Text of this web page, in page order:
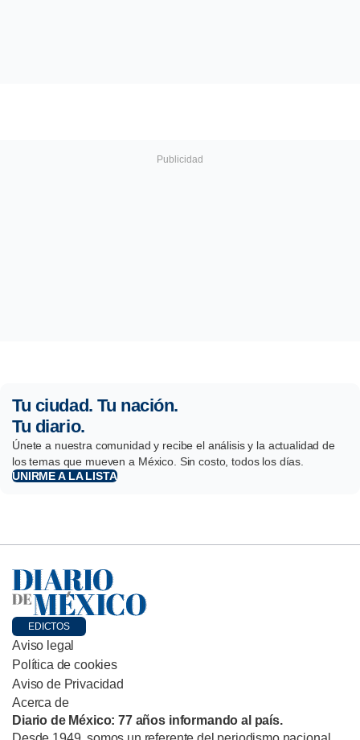
Tu ciudad. Tu nación.
Tu diario.
Únete a nuestra comunidad y recibe el análisis y la actualidad de
los temas que mueven a México. Sin costo, todos los días.
UNIRME A LA LISTA
EDICTOS
Aviso legal
Política de cookies
Aviso de Privacidad
Acerca de
Diario de México: 77 años informando al país.